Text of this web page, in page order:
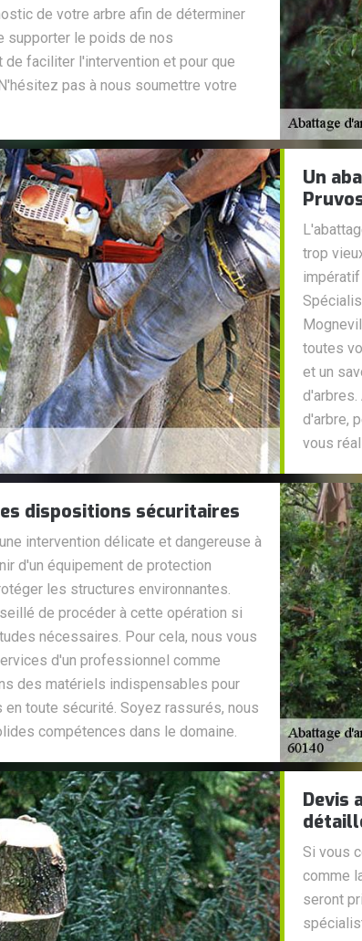
de votre arbre afin de déterminer
supporter le poids de nos
faciliter l'intervention et pour que
pas à nous soumettre votre
Un
trop
toutes
et un
d'arbre,
vous
dispositions sécuritaires
intervention délicate et dangereuse à
d'un équipement de protection
les structures environnantes.
de procéder à cette opération si
nécessaires. Pour cela, nous vous
d'un professionnel comme
des matériels indispensables pour
toute sécurité. Soyez rassurés, nous
compétences dans le domaine.
Devis
Si vous
comme
seront